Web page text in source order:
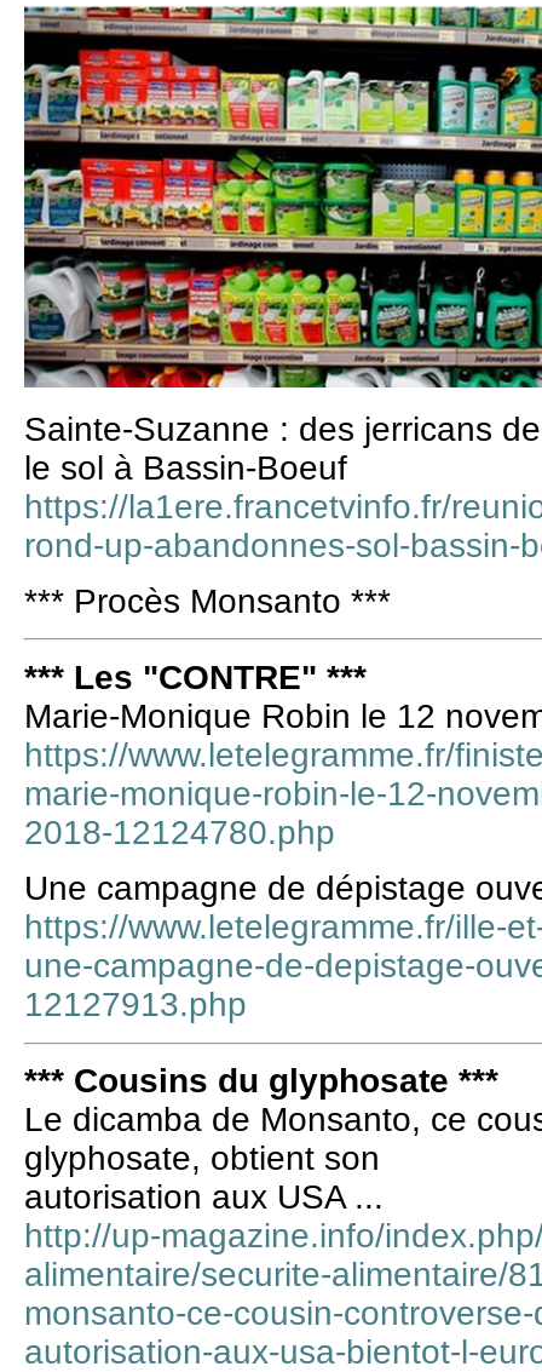
Sainte-Suzanne : des jerricans
le sol à Bassin-Boeuf
https://la1ere.francetvinfo.fr/
rond-up-abandonnes-sol-bassin-
*** Procès Monsanto ***
*** Les "CONTRE" ***
Marie-Monique Robin le 12
https://www.letelegramme.fr/
marie-monique-robin-le-12-
2018-12124780.php
Une campagne de dépistage
https://www.letelegramme.fr/ille-
une-campagne-de-depistage-
12127913.php
*** Cousins du glyphosate ***
Le dicamba de Monsanto, ce
glyphosate, obtient son
autorisation aux USA ...
http://up-magazine.info/
alimentaire/securite-alimentaire/
monsanto-ce-cousin-
autorisation-aux-usa-bientot-l-